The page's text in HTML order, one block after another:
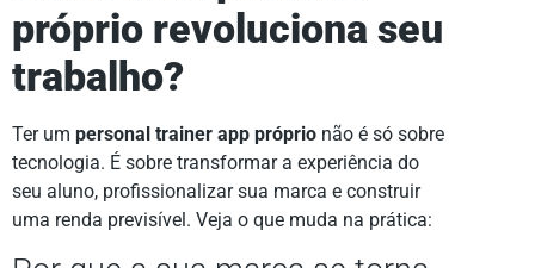
próprio revoluciona seu
trabalho?
Ter um personal trainer app próprio não é só sobre
tecnologia. É sobre transformar a experiência do
seu aluno, profissionalizar sua marca e construir
uma renda previsível. Veja o que muda na prática: